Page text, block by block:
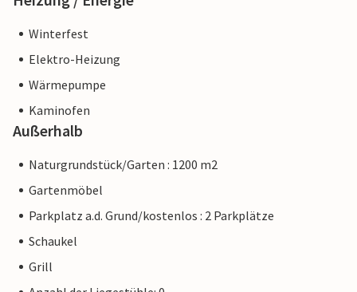
Winterfest
Elektro-Heizung
Wärmepumpe
Kaminofen
Außerhalb
Naturgrundstück/Garten : 1200 m2
Gartenmöbel
Parkplatz a.d. Grund/kostenlos : 2 Parkplätze
Schaukel
Grill